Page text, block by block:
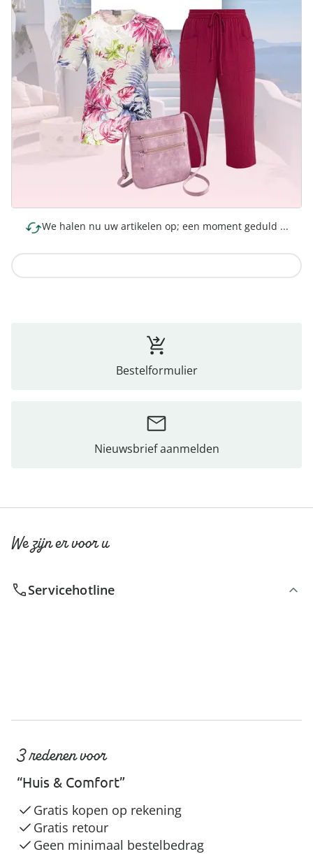
We halen nu uw artikelen op; een moment geduld ...
Bestelformulier
Nieuwsbrief aanmelden
We zijn er voor u
Servicehotline
3 redenen voor
“Huis & Comfort”
Gratis kopen op rekening
Gratis retour
Geen minimaal bestelbedrag